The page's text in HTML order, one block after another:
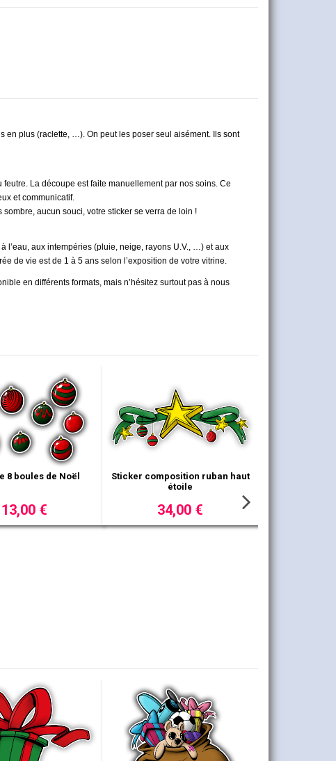
en plus (raclette, …). On peut les poser seul aisément. Ils sont
La découpe est faite manuellement par nos soins. Ce
et communicatif.
aucun souci, votre sticker se verra de loin !
l’eau, aux intempéries (pluie, neige, rayons U.V., …) et aux
de vie est de 1 à 5 ans selon l’exposition de votre vitrine.
en différents formats, mais n’hésitez surtout pas à nous